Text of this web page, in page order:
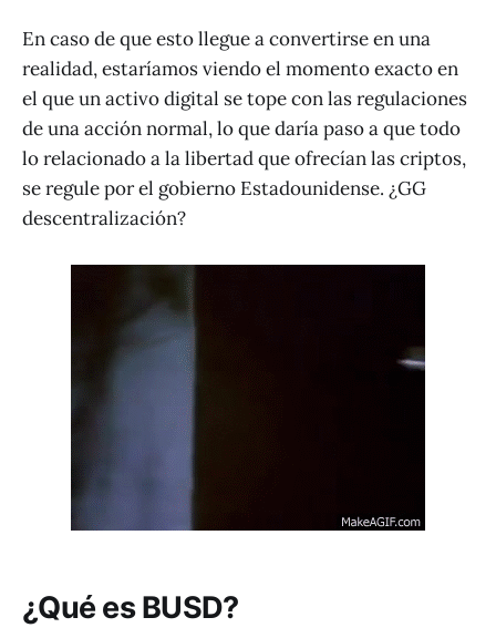
En caso de que esto llegue a convertirse en una
realidad, estaríamos viendo el momento exacto en
el que un activo digital se tope con las regulaciones
de una acción normal, lo que daría paso a que todo
lo relacionado a la libertad que ofrecían las criptos,
se regule por el gobierno Estadounidense. ¿GG
descentralización?
¿Qué es BUSD?